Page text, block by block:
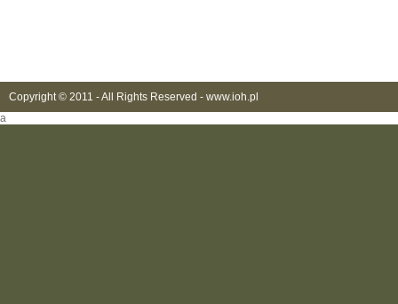
Copyright © 2011 - All Rights Reserved - www.ioh.pl
a